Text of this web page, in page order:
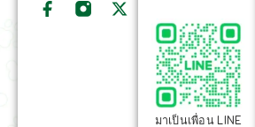
มาเป็นเพื่อน LINE